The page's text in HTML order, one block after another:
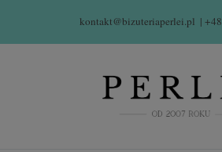
kontakt@bizuteriaperlei.pl |